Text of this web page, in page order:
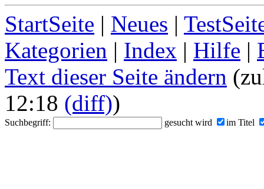
StartSeite | Neues |
Kategorien | Index | Hilfe |
Text dieser Seite ändern
12:18 (diff))
Suchbegriff: gesucht wird im Titel